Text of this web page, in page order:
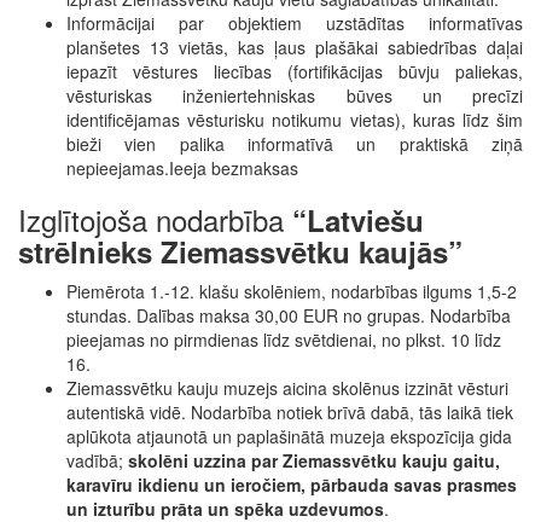
Informācijai par objektiem uzstādītas informatīvas
planšetes 13 vietās, kas ļaus plašākai sabiedrības daļai
iepazīt vēstures liecības (fortifikācijas būvju paliekas,
vēsturiskas inženiertehniskas būves un precīzi
identificējamas vēsturisku notikumu vietas), kuras līdz šim
bieži vien palika informatīvā un praktiskā ziņā
nepieejamas.Ieeja bezmaksas
Izglītojoša nodarbība “Latviešu
strēlnieks Ziemassvētku kaujās”
Piemērota 1.-12. klašu skolēniem, nodarbības ilgums 1,5-2
stundas. Dalības maksa 30,00 EUR no grupas. Nodarbība
pieejamas no pirmdienas līdz svētdienai, no plkst. 10 līdz
16.
Ziemassvētku kauju muzejs aicina skolēnus izzināt vēsturi
autentiskā vidē. Nodarbība notiek brīvā dabā, tās laikā tiek
aplūkota atjaunotā un paplašinātā muzeja ekspozīcija gida
vadībā; skolēni uzzina par Ziemassvētku kauju gaitu,
karavīru ikdienu un ieročiem, pārbauda savas prasmes
un izturību prāta un spēka uzdevumos.